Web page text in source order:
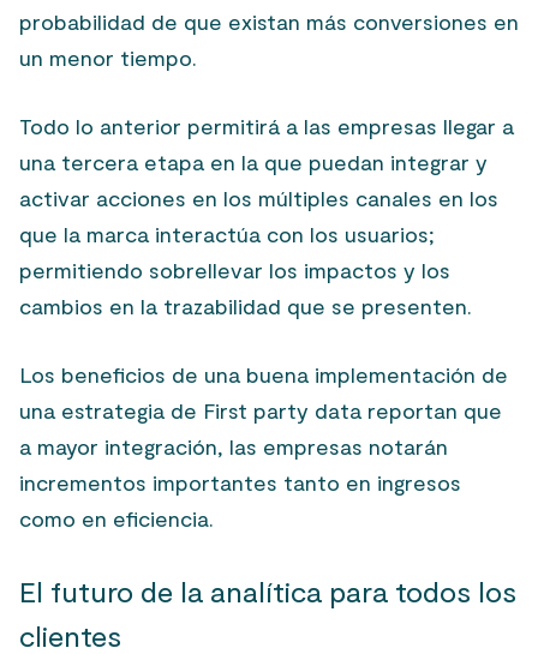
probabilidad de que existan más conversiones en
un menor tiempo.
Todo lo anterior permitirá a las empresas llegar a
una tercera etapa en la que puedan integrar y
activar acciones en los múltiples canales en los
que la marca interactúa con los usuarios;
permitiendo sobrellevar los impactos y los
cambios en la trazabilidad que se presenten.
Los beneficios de una buena implementación de
una estrategia de First party data reportan que
a mayor integración, las empresas notarán
incrementos importantes tanto en ingresos
como en eficiencia.
El futuro de la analítica para todos los
clientes